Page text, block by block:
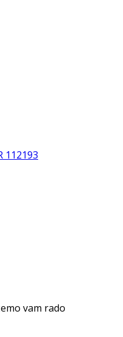
112193
vam rado